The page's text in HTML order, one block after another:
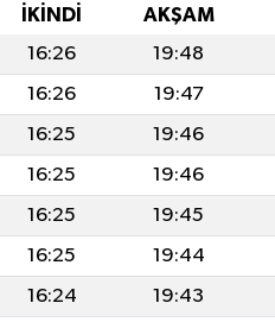
İKINDI AKŞAM
16:26 19:48
16:26 19:47
16:25 19:46
16:25 19:46
16:25 19:45
16:25 19:44
16:24 19:43